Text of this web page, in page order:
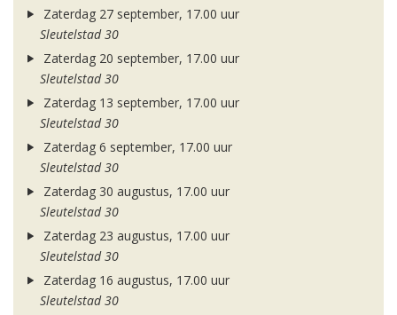
Zaterdag 27 september, 17.00 uur
Sleutelstad 30
Zaterdag 20 september, 17.00 uur
Sleutelstad 30
Zaterdag 13 september, 17.00 uur
Sleutelstad 30
Zaterdag 6 september, 17.00 uur
Sleutelstad 30
Zaterdag 30 augustus, 17.00 uur
Sleutelstad 30
Zaterdag 23 augustus, 17.00 uur
Sleutelstad 30
Zaterdag 16 augustus, 17.00 uur
Sleutelstad 30